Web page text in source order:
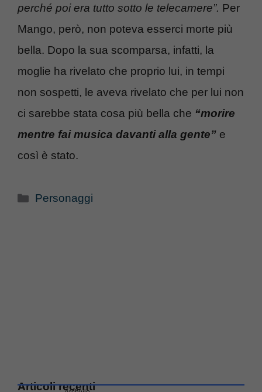
perché poi era tutto sotto le telecamere”. Per
Mango, però, non poteva esserci morte più
bella. Dopo la sua scomparsa, infatti, la
moglie ha rivelato che proprio lui, in tempi
non sospetti, le aveva rivelato che per lui non
ci sarebbe stata cosa più bella che “morire
mentre fai musica davanti alla gente” e
così è stato.
Categorie
Personaggi
Articoli recenti